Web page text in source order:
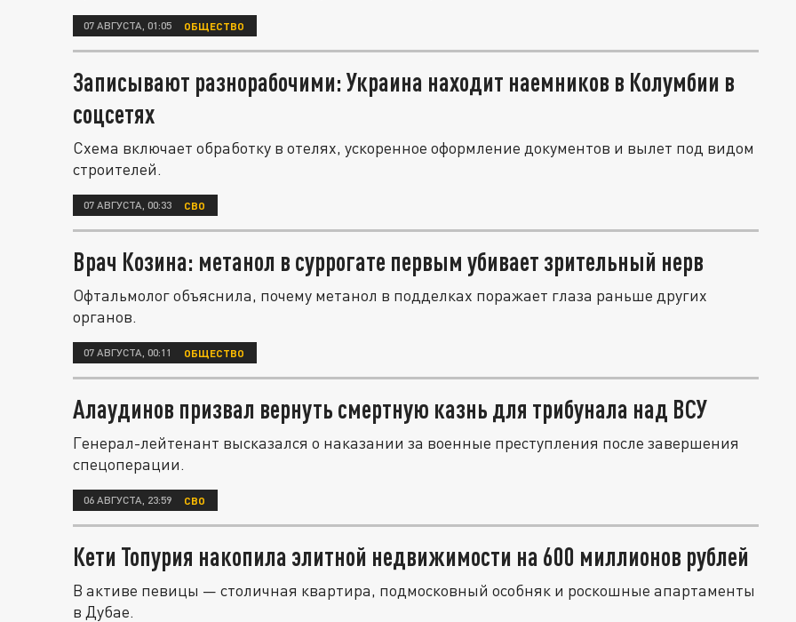
07 АВГУСТА, 01:05 ОБЩЕСТВО
Записывают разнорабочими: Украина находит наемников в Колумбии в
соцсетях
Схема включает обработку в отелях, ускоренное оформление документов и вылет под видом
строителей.
07 АВГУСТА, 00:33 СВО
Врач Козина: метанол в суррогате первым убивает зрительный нерв
Офтальмолог объяснила, почему метанол в подделках поражает глаза раньше других
органов.
07 АВГУСТА, 00:11 ОБЩЕСТВО
Алаудинов призвал вернуть смертную казнь для трибунала над ВСУ
Генерал-лейтенант высказался о наказании за военные преступления после завершения
спецоперации.
06 АВГУСТА, 23:59 СВО
Кети Топурия накопила элитной недвижимости на 600 миллионов рублей
В активе певицы — столичная квартира, подмосковный особняк и роскошные апартаменты
в Дубае.